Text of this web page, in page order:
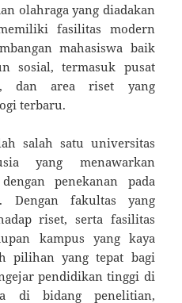
olahraga yang diadakan
fasilitas modern
mahasiswa baik
sosial, termasuk pusat
dan area riset yang
terbaru.
salah satu universitas
yang menawarkan
penekanan pada
Dengan fakultas yang
riset, serta fasilitas
kampus yang kaya
pilihan yang tepat bagi
pendidikan tinggi di
di bidang penelitian,